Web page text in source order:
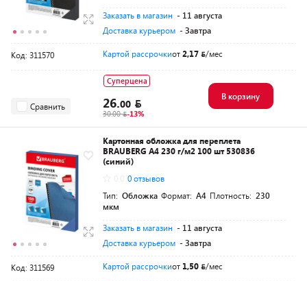
Заказать в магазин - 11 августа
Доставка курьером - Завтра
Код: 311570 Картой рассрочкиот2,17 /мес
Сравнить
Суперцена
26.00
30.00 -13%
В корзину
Картонная обложка для переплета
BRAUBERG A4 230 г/м2 100 шт 530836
(синий)
0 отзывов
Тип: Обложка Формат: A4 Плотность: 230
мкм
Заказать в магазин - 11 августа
Доставка курьером - Завтра
Код: 311569 Картой рассрочкиот 1,50 /мес